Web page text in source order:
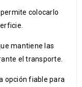
colocarlo
mantiene las
el transporte.
opción fiable para